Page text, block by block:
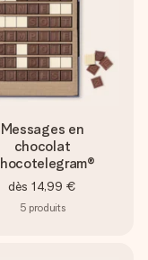
Messages en
chocolat
dès 14,99 €
5 produits